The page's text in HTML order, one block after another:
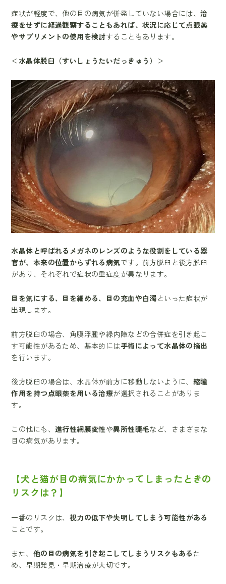
症状が軽度で、他の目の病気が併発していない場合には、治
療をせずに経過観察することもあれば、状況に応じて点眼薬
やサプリメントの使用を検討することもあります。
＜水晶体脱臼（すいしょうたいだっきゅう） ＞
水晶体と呼ばれるメガネのレンズのような役割をしている器
官が、本来の位置からずれる病気です。前方脱臼と後方脱臼
があり、それぞれで症状の重症度が異なります。
目を気にする、目を細める、目の充血や白濁 といった症状が
出現します。
前方脱臼の場合、角膜浮腫や緑内障などの合併症を引き起こ
す可能性があるため、基本的には手術によって水晶体の摘出
を行います。
後方脱臼の場合は、水晶体が前方に移動しないように、 縮瞳
作用を持つ点眼薬を用いる治療が選択されることがありま
す。
この他にも、 進行性網膜変性や異所性睫毛など、さまざまな
目の病気があります。
【犬と猫が目の病気にかかってしまったときの
リスクは？】
一番のリスクは、 視力の低下や失明してしまう可能性がある
ことです。
また、 他の目の病気を引き起こしてしまうリスクもある た
め、早期発見・早期治療が大切です。